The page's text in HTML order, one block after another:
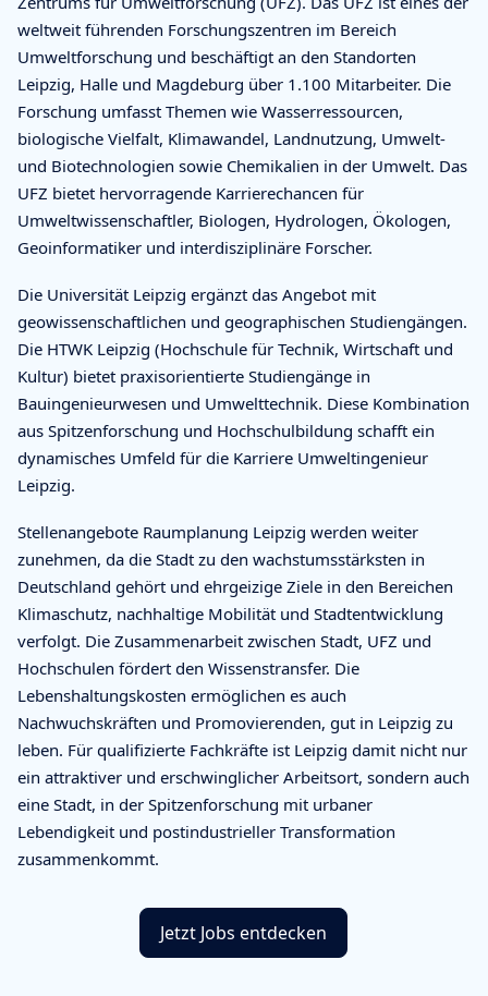
weltweit führenden Forschungszentren im Bereich
Umweltforschung und beschäftigt an den Standorten
Leipzig, Halle und Magdeburg über 1.100 Mitarbeiter. Die
Forschung umfasst Themen wie Wasserressourcen,
biologische Vielfalt, Klimawandel, Landnutzung, Umwelt-
und Biotechnologien sowie Chemikalien in der Umwelt. Das
UFZ bietet hervorragende Karrierechancen für
Umweltwissenschaftler, Biologen, Hydrologen, Ökologen,
Geoinformatiker und interdisziplinäre Forscher.
Die Universität Leipzig ergänzt das Angebot mit
geowissenschaftlichen und geographischen Studiengängen.
Die HTWK Leipzig (Hochschule für Technik, Wirtschaft und
Kultur) bietet praxisorientierte Studiengänge in
Bauingenieurwesen und Umwelttechnik. Diese Kombination
aus Spitzenforschung und Hochschulbildung schafft ein
dynamisches Umfeld für die Karriere Umweltingenieur
Leipzig.
Stellenangebote Raumplanung Leipzig werden weiter
zunehmen, da die Stadt zu den wachstumsstärksten in
Deutschland gehört und ehrgeizige Ziele in den Bereichen
Klimaschutz, nachhaltige Mobilität und Stadtentwicklung
verfolgt. Die Zusammenarbeit zwischen Stadt, UFZ und
Hochschulen fördert den Wissenstransfer. Die
Lebenshaltungskosten ermöglichen es auch
Nachwuchskräften und Promovierenden, gut in Leipzig zu
leben. Für qualifizierte Fachkräfte ist Leipzig damit nicht nur
ein attraktiver und erschwinglicher Arbeitsort, sondern auch
eine Stadt, in der Spitzenforschung mit urbaner
Lebendigkeit und postindustrieller Transformation
zusammenkommt.
Jetzt Jobs entdecken